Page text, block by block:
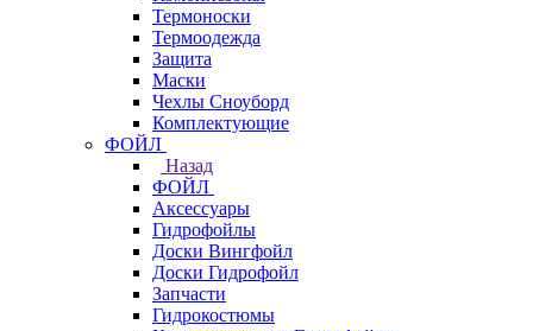
Термоноски
Термоодежда
Защита
Маски
Чехлы Сноуборд
Комплектующие
ФОЙЛ
Назад
ФОЙЛ
Аксессуары
Гидрофойлы
Доски Вингфойл
Доски Гидрофойл
Запчасти
Гидрокостюмы